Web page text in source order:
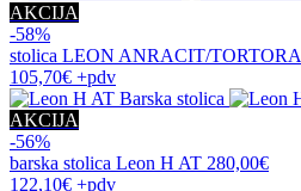
AKCIJA
-58%
stolica LEON ANRACIT/TORTORA
105,70€ +pdv
AKCIJA
-56%
barska stolica Leon H AT 280,00€
122,10€ +pdv